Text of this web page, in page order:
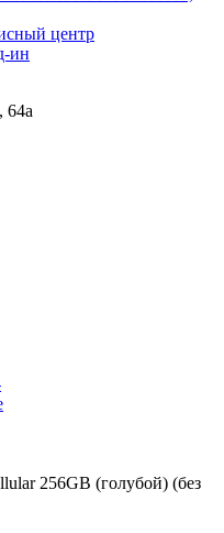
центр
ин
64а
256GB (голубой) (без